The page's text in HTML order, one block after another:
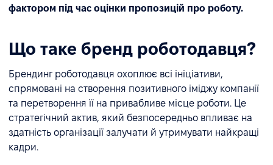
фактором під час оцінки пропозицій про роботу.
Що таке бренд роботодавця?
Брендинг роботодавця охоплює всі ініціативи,
спрямовані на створення позитивного іміджу компанії
та перетворення її на привабливе місце роботи. Це
стратегічний актив, який безпосередньо впливає на
здатність організації залучати й утримувати найкращі
кадри.